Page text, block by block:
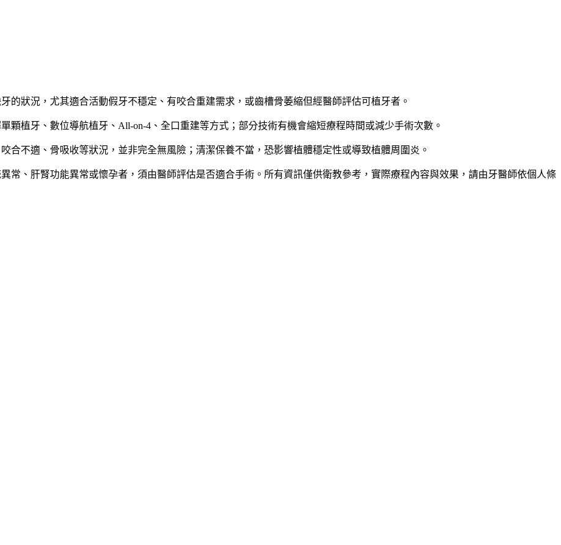
的狀況，尤其適合活動假牙不穩定、有咬合重建需求，或齒槽骨萎縮但經醫師評估可植牙者。
顆植牙、數位導航植牙、All-on-4、全口重建等方式；部分技術有機會縮短療程時間或減少手術次數。
合不適、骨吸收等狀況，並非完全無風險；清潔保養不當，恐影響植體穩定性或導致植體周圍炎。
常、肝腎功能異常或懷孕者，須由醫師評估是否適合手術。所有資訊僅供衛教參考，實際療程內容與效果，請由牙醫師依個人條